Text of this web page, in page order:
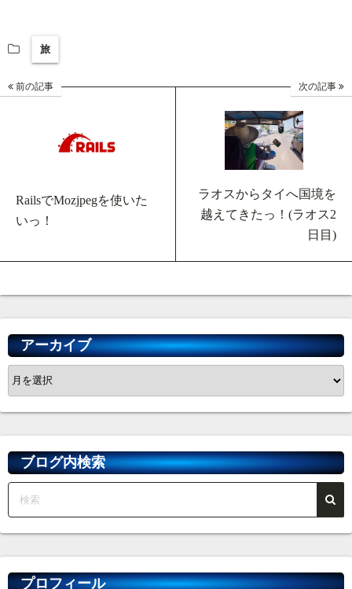
旅
前の記事
RailsでMozjpegを使いた
いっ！
次の記事
ラオスからタイへ国境を
越えてきたっ！(ラオス2
日目)
アーカイブ
ア
ー
カ
イ
ブブログ内検索
プロフィール